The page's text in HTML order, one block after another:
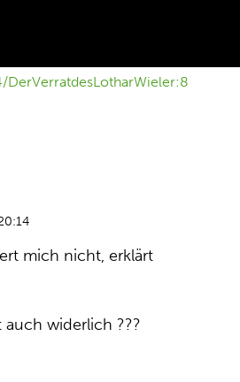
mich nicht, erklärt
auch widerlich ???